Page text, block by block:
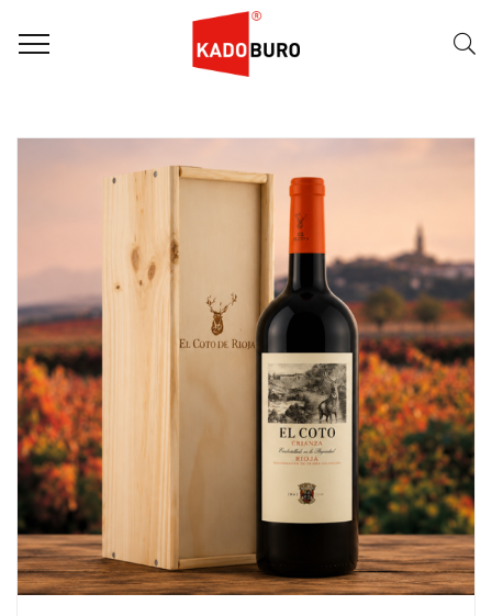
Naam (A-Z) FILTER